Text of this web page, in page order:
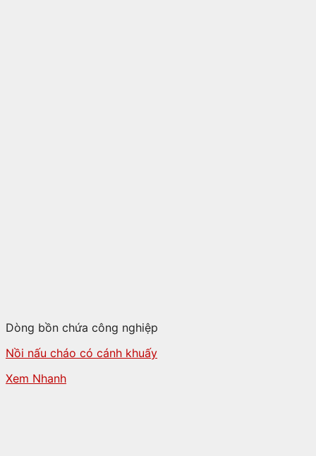
Dòng bồn chứa công nghiệp
Nồi nấu cháo có cánh khuấy
Xem Nhanh